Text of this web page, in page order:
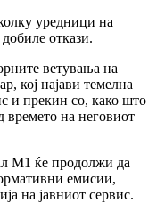
уредници на
откази.
ветувања на
кој најави темелна
и прекин со, како што
времето на неговиот
М1 ќе продолжи да
емисии,
на јавниот сервис.